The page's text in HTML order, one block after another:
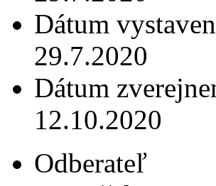
Dátum
29.7.2020
Dátum
12.10.2020
Odberateľ